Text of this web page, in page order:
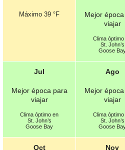
Máximo 39 °F
Mejor
viajar
Clima óptimo
St. John’s
Goose
Jul
Mejor época para
viajar
Clima óptimo en
St. John’s
Goose Bay
Ago
Mejor
viajar
Clima óptimo
St. John’s
Goose
Oct Nov